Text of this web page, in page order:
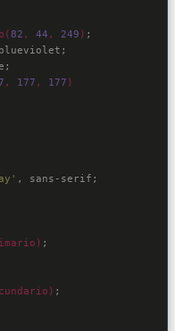
82 , 44 , 249 ) ;
;
;
, 177 , 177 )
, sans-serif ;
;
;